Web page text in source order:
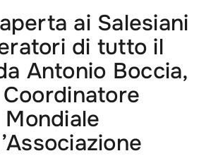
ai Salesiani
di tutto il
Antonio Boccia,
Mondiale